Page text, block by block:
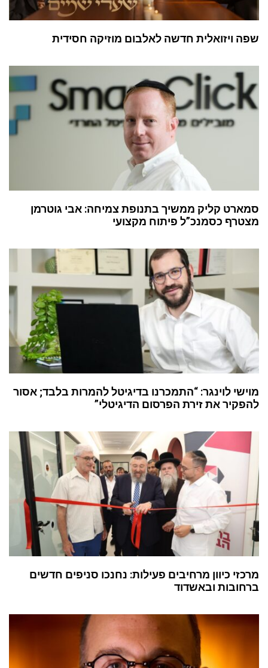
שפה ויזואלית חדשה לאלבום מוזיקה חסידית
סמארט קליק ממשיך בתנופת צמיחה: אבי גוטרמן
מצטרף כסמנכ”ל פיתוח מקצועי
מוישי לוינגר: “התמכרנו בדיגיטל להמרות בלבד; אסור
להפקיר את זירת הפרסום הדיגיטלי”
מרכזי כיוון מרחיבים פעילות: נחנכו סניפים חדשים
ברחובות ובאשדוד